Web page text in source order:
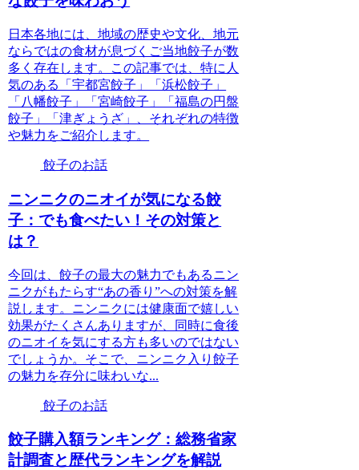
日本各地には、地域の歴史や文化、地元
ならではの食材が息づくご当地餃子が数
多く存在します。この記事では、特に人
気のある「宇都宮餃子」「浜松餃子」
「八幡餃子」「宮崎餃子」「福島の円盤
餃子」「津ぎょうざ」、それぞれの特徴
や魅力をご紹介します。
餃子のお話
ニンニクのニオイが気になる餃
子：でも食べたい！その対策と
は？
今回は、餃子の最大の魅力でもあるニン
ニクがもたらす“あの香り”への対策を解
説します。ニンニクには健康面で嬉しい
効果がたくさんありますが、同時に食後
のニオイを気にする方も多いのではない
でしょうか。そこで、ニンニク入り餃子
の魅力を存分に味わいな...
餃子のお話
餃子購入額ランキング：総務省家
計調査と歴代ランキングを解説